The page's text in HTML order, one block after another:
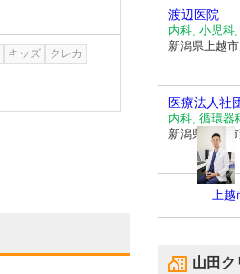
キッズ
クレカ
渡辺医院
内科, 小児科
新潟県上越市
医療法人社
内科, 循環器
新潟県上越市
上越
山田ク